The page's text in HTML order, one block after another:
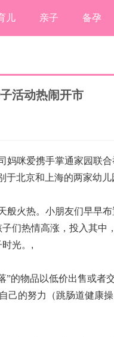
儿 亲子 备孕
活动热闹开市
妈咪爱携手掌通家园联
北京和上海的两家幼儿
般火热。小朋友们早早
们热情高涨，投入其中
光。 ,
”的物品以低价出售或者
己的努力（跳肠道健康